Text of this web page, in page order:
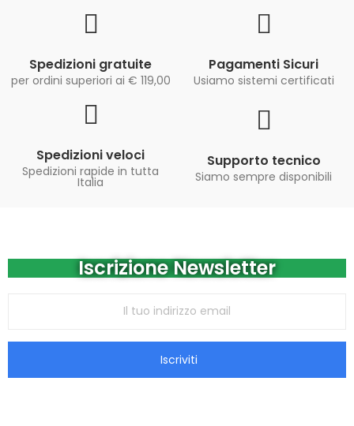
Spedizioni gratuite
per ordini superiori ai € 119,00
Pagamenti Sicuri
Usiamo sistemi certificati
Spedizioni veloci
Spedizioni rapide in tutta
Italia
Supporto tecnico
Siamo sempre disponibili
Iscrizione Newsletter
Iscriviti